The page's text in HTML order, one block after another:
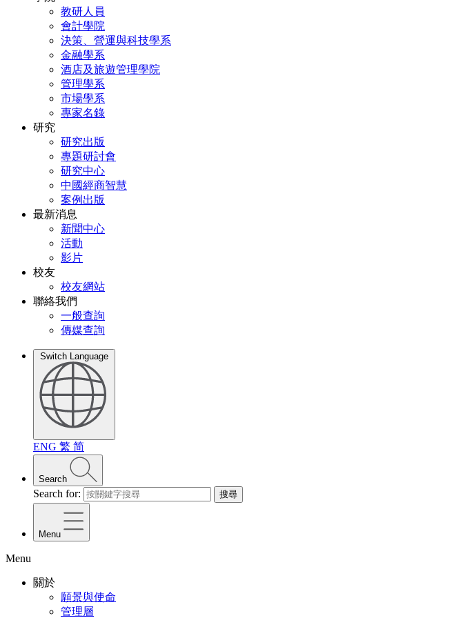
教研人員
會計學院
決策、營運與科技學系
金融學系
酒店及旅遊管理學院
管理學系
市場學系
專家名錄
研究
研究出版
專題研討會
研究中心
中國經商智慧
案例出版
最新消息
新聞中心
活動
影片
校友
校友網站
聯絡我們
一般查詢
傳媒查詢
Switch Language
ENG 繁 简
Search
Search for: 搜尋
Menu
Menu
關於
願景與使命
管理層